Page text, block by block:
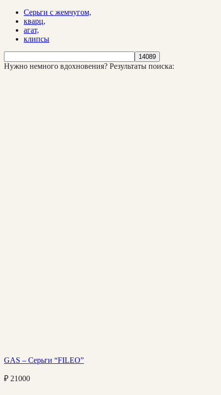
Серьги с жемчугом,
кварц,
агат,
клипсы
Нужно немного вдохновения? Результаты поиска:
GAS – Серьги “FILEO”
₽ 21000